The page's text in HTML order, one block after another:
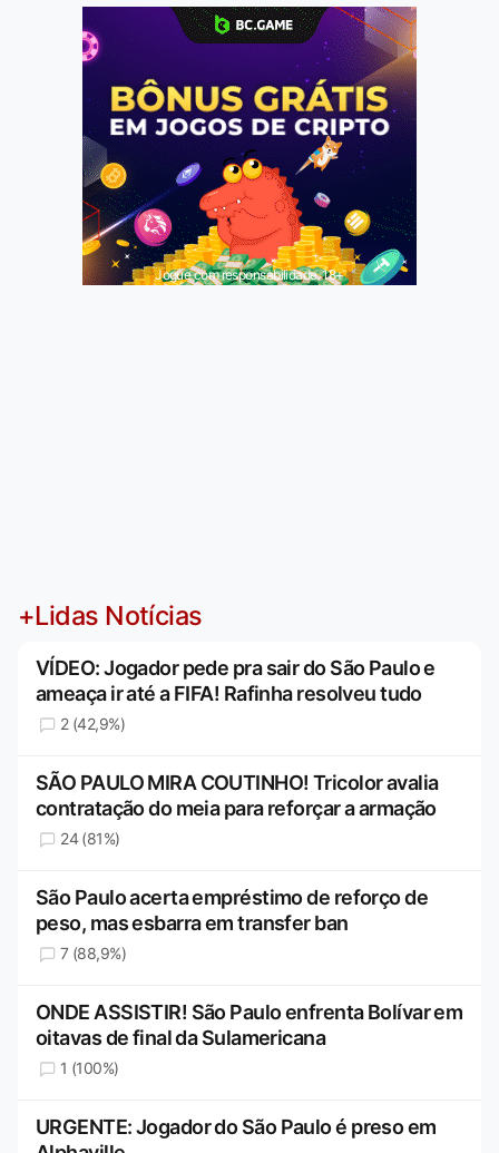
Jogue com responsabilidade. 18+
+Lidas Notícias
VÍDEO: Jogador pede pra sair do São Paulo e
ameaça ir até a FIFA! Rafinha resolveu tudo
2 (42,9%)
SÃO PAULO MIRA COUTINHO! Tricolor avalia
contratação do meia para reforçar a armação
24 (81%)
São Paulo acerta empréstimo de reforço de
peso, mas esbarra em transfer ban
7 (88,9%)
ONDE ASSISTIR! São Paulo enfrenta Bolívar em
oitavas de final da Sulamericana
1 (100%)
URGENTE: Jogador do São Paulo é preso em